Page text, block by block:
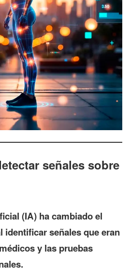
señales sobre
(IA) ha cambiado el
identificar señales que eran
y las pruebas